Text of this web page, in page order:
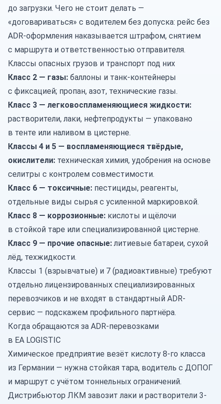
до загрузки. Чего не стоит делать —
«договариваться» с водителем без допуска: рейс без
ADR-оформления наказывается штрафом, снятием
с маршрута и ответственностью отправителя.
Классы опасных грузов и транспорт под них
Класс 2 — газы: баллоны и танк-контейнеры
с фиксацией; пропан, азот, технические газы.
Класс 3 — легковоспламеняющиеся жидкости:
растворители, лаки, нефтепродукты — упаковано
в тенте или наливом в цистерне.
Классы 4 и 5 — воспламеняющиеся твёрдые,
окислители: техническая химия, удобрения на основе
селитры с контролем совместимости.
Класс 6 — токсичные: пестициды, реагенты,
отдельные виды сырья с усиленной маркировкой.
Класс 8 — коррозионные: кислоты и щёлочи
в стойкой таре или специализированной цистерне.
Класс 9 — прочие опасные:литиевые батареи, сухой
лёд, техжидкости.
Классы 1 (взрывчатые) и 7 (радиоактивные) требуют
отдельно лицензированных специализированных
перевозчиков и не входят в стандартный ADR-
сервис — подскажем профильного партнёра.
Когда обращаются за ADR-перевозками
в EA LOGISTIC
Химическое предприятие везёт кислоту 8-го класса
из Германии — нужна стойкая тара, водитель с ДОПОГ
и маршрут с учётом тоннельных ограничений.
Дистрибьютор ЛКМ завозит лаки и растворители 3-